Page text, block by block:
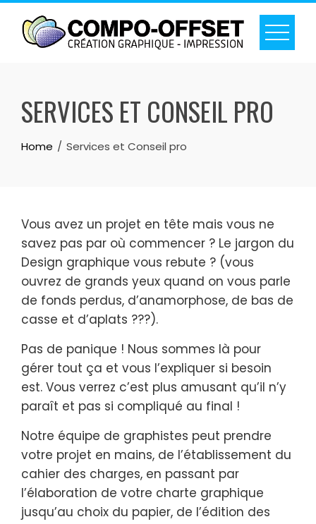
Skip
content
SERVICES ET CONSEIL PRO
Home Services et Conseil pro
Vous avez un projet en tête mais vous ne
savez pas par où commencer ? Le jargon du
Design graphique vous rebute ? (vous
ouvrez de grands yeux quand on vous parle
de fonds perdus, d’anamorphose, de bas de
casse et d’aplats ???).
Pas de panique ! Nous sommes là pour
gérer tout ça et vous l’expliquer si besoin
est. Vous verrez c’est plus amusant qu’il n’y
paraît et pas si compliqué au final !
Notre équipe de graphistes peut prendre
votre projet en mains, de l’établissement du
cahier des charges, en passant par
l’élaboration de votre charte graphique
jusqu’au choix du papier, de l’édition des